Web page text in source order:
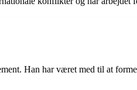
Han har været med til at